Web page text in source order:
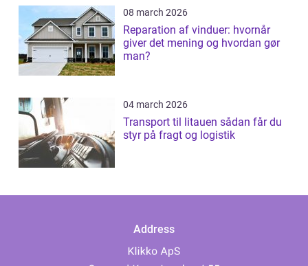
08 march 2026
Reparation af vinduer: hvornår
giver det mening og hvordan gør
man?
04 march 2026
Transport til litauen sådan får du
styr på fragt og logistik
Address